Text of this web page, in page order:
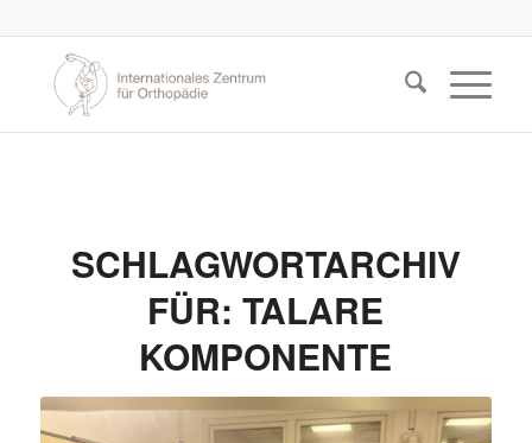
SCHLAGWORTARCHIV
FÜR:TALARE
KOMPONENTE